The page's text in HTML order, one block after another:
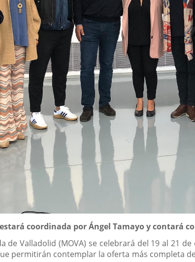
coordinada por Ángel Tamayo y contará
de Valladolid (MOVA) se celebrará del 19 al 21
permitirán contemplar la oferta más completa